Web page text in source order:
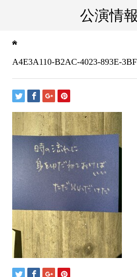
公演情報
A4E3A110-B2AC-4023-893E-